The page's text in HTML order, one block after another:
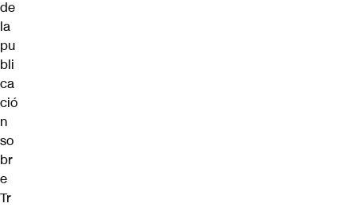
de
la
pu
bli
ca
ció
n
so
br
e
Tr